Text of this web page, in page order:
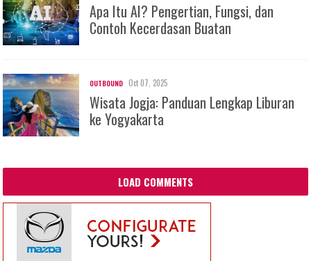
Apa Itu AI? Pengertian, Fungsi, dan
Contoh Kecerdasan Buatan
OUTBOUND Oct 07, 2025
Wisata Jogja: Panduan Lengkap Liburan
ke Yogyakarta
LOAD COMMENTS